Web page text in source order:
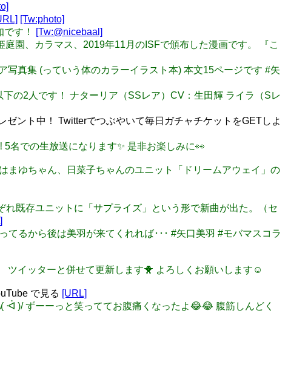
[Tw:photo]
す！ [Tw:@nicebaal]
園、カラマス、2019年11月のISFで頒布した漫画です。 『こ
真集 (っていう体のカラーイラスト本) 本文15ページです #矢
の2人です！ ナターリア（SSレア）CV：生田輝 ライラ（Sレ
ント中！ Twitterでつぶやいて毎日ガチャチケットをGETしよ
名での生放送になります✨ 是非お楽しみに👀
まゆちゃん、日菜子ちゃんのユニット「ドリームアウェイ」の
既存ユニットに「サプライズ」という形で新曲が出た。（セ
るから後は美羽が来てくれれば･･･ #矢口美羽 #モバマスコラ
ツイッターと併せて更新します🐥 よろしくお願いします☺️
で見る [URL]
ᐙ )/ ずーーっと笑っててお腹痛くなったよ😂😂 腹筋しんどく